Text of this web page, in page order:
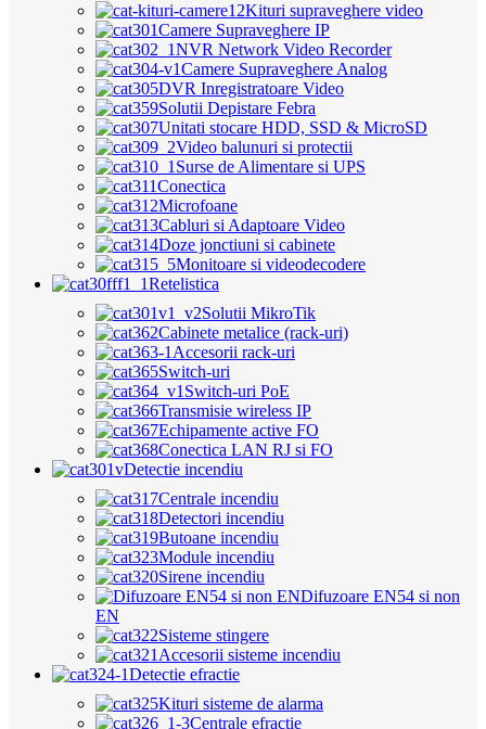
Kituri supraveghere video
Camere Supraveghere IP
NVR Network Video Recorder
Camere Supraveghere Analog
DVR Inregistratoare Video
Solutii Depistare Febra
Unitati stocare HDD, SSD & MicroSD
Video balunuri si protectii
Surse de Alimentare si UPS
Conectica
Microfoane
Cabluri si Adaptoare Video
Doze jonctiuni si cabinete
Monitoare si videodecodere
Retelistica
Solutii MikroTik
Cabinete metalice (rack-uri)
Accesorii rack-uri
Switch-uri
Switch-uri PoE
Transmisie wireless IP
Echipamente active FO
Conectica LAN RJ si FO
Detectie incendiu
Centrale incendiu
Detectori incendiu
Butoane incendiu
Module incendiu
Sirene incendiu
Difuzoare EN54 si non
EN
Sisteme stingere
Accesorii sisteme incendiu
Detectie efractie
Kituri sisteme de alarma
Centrale efractie